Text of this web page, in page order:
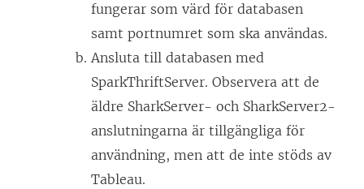
fungerar som värd för databasen
samt portnumret som ska användas.
Ansluta till databasen med
SparkThriftServer. Observera att de
äldre SharkServer- och SharkServer2-
anslutningarna är tillgängliga för
användning, men att de inte stöds av
Tableau.